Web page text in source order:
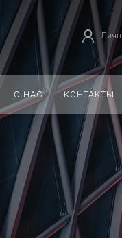
О НАС КОНТАКТЫ